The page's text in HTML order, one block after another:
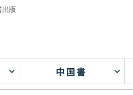
出版
中国書